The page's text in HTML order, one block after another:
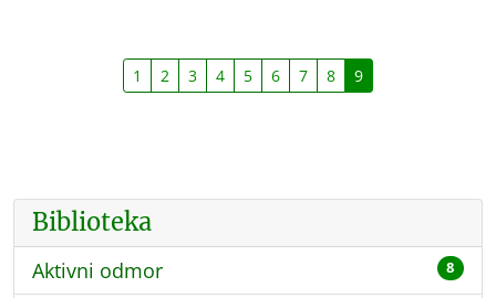
1 2 3 4 5 6 7 8 9
Biblioteka
Aktivni odmor 8